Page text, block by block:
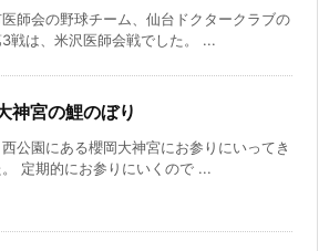
師会の野球チーム、仙台ドクタークラブの
戦は、米沢医師会戦でした。 ...
神宮の鯉のぼり
公園にある櫻岡大神宮にお参りにいってき
。 定期的にお参りにいくので ...